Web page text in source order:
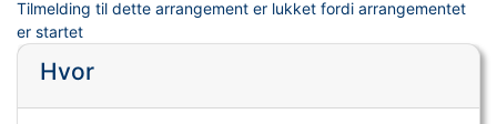
Tilmelding til dette arrangement er lukket fordi arrangementet
er startet
Hvor